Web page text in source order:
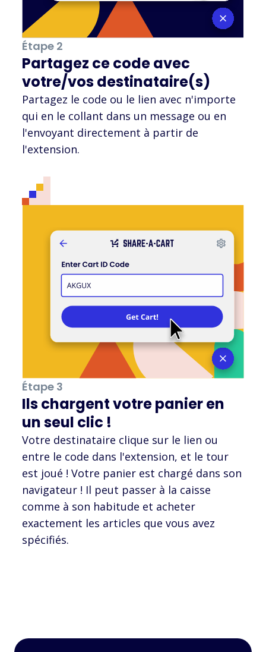
Étape 2
Partagez ce code avec
votre/vos destinataire(s)
Partagez le code ou le lien avec n'importe
qui en le collant dans un message ou en
l'envoyant directement à partir de
l'extension.
Étape 3
Ils chargent votre panier en
un seul clic !
Votre destinataire clique sur le lien ou
entre le code dans l'extension, et le tour
est joué ! Votre panier est chargé dans son
navigateur ! Il peut passer à la caisse
comme à son habitude et acheter
exactement les articles que vous avez
spécifiés.